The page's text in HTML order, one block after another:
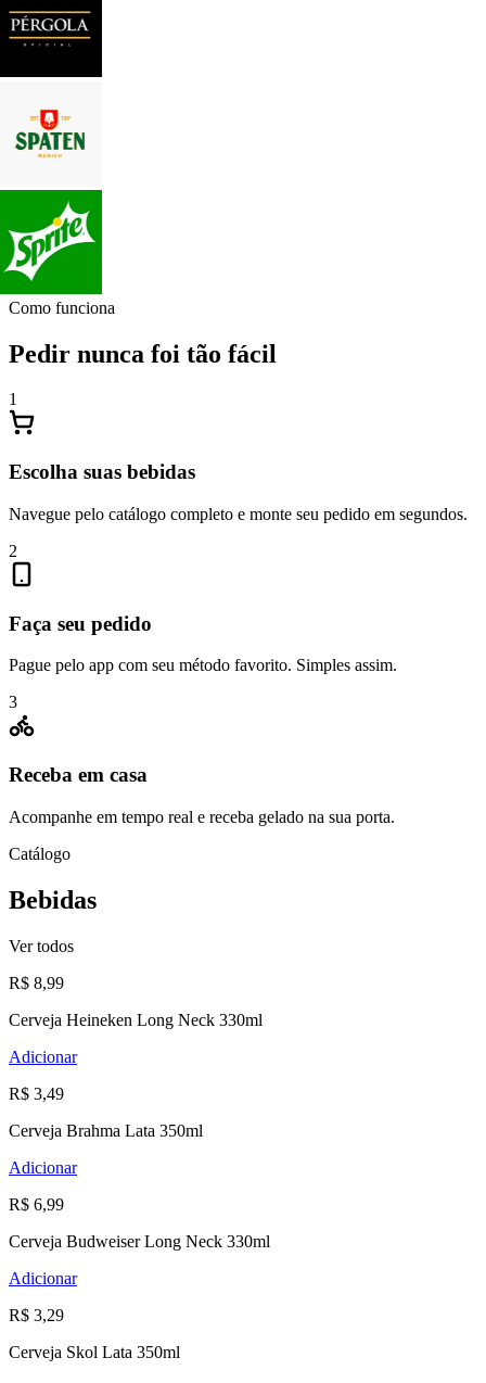
Como funciona
Pedir nunca foi tão fácil
1
Escolha suas bebidas
Navegue pelo catálogo completo e monte seu pedido em segundos.
2
Faça seu pedido
Pague pelo app com seu método favorito. Simples assim.
3
Receba em casa
Acompanhe em tempo real e receba gelado na sua porta.
Catálogo
Bebidas
Ver todos
R$ 8,99
Cerveja Heineken Long Neck 330ml
Adicionar
R$ 3,49
Cerveja Brahma Lata 350ml
Adicionar
R$ 6,99
Cerveja Budweiser Long Neck 330ml
Adicionar
R$ 3,29
Cerveja Skol Lata 350ml